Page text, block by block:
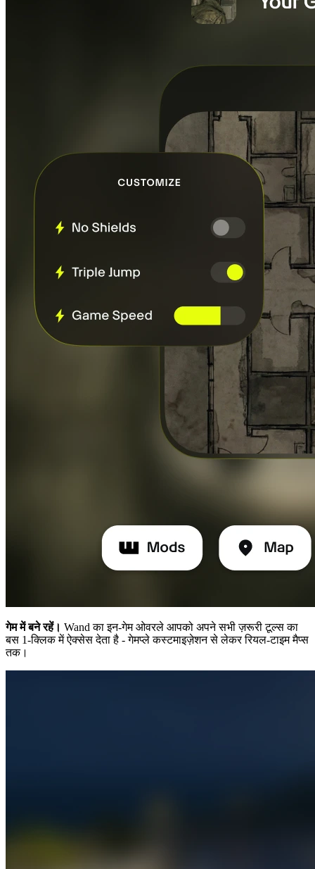
गेम में बने रहें। Wand का इन-गेम ओवरले आपको अपने सभी ज़रूरी टूल्स का
बस 1-क्लिक में ऐक्सेस देता है - गेमप्ले कस्टमाइज़ेशन से लेकर रियल-टाइम मैप्स
तक।